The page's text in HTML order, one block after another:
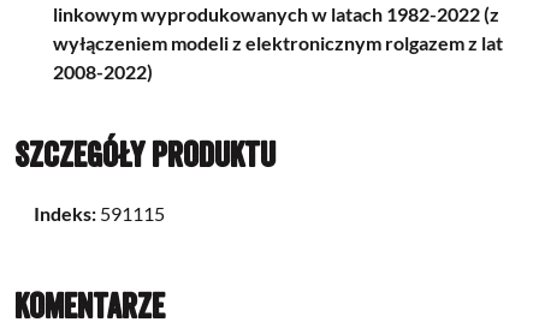
linkowym wyprodukowanych w latach 1982-2022 (z
wyłączeniem modeli z elektronicznym rolgazem z lat
2008-2022)
Szczegóły produktu
Indeks: 591115
Komentarze